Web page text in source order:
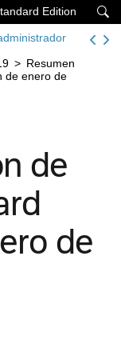

Edition
> Resumen
de enero de
de
de